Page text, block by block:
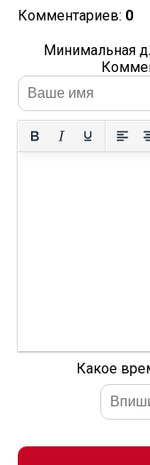
Комментариев: 0
Минимальная
Какое